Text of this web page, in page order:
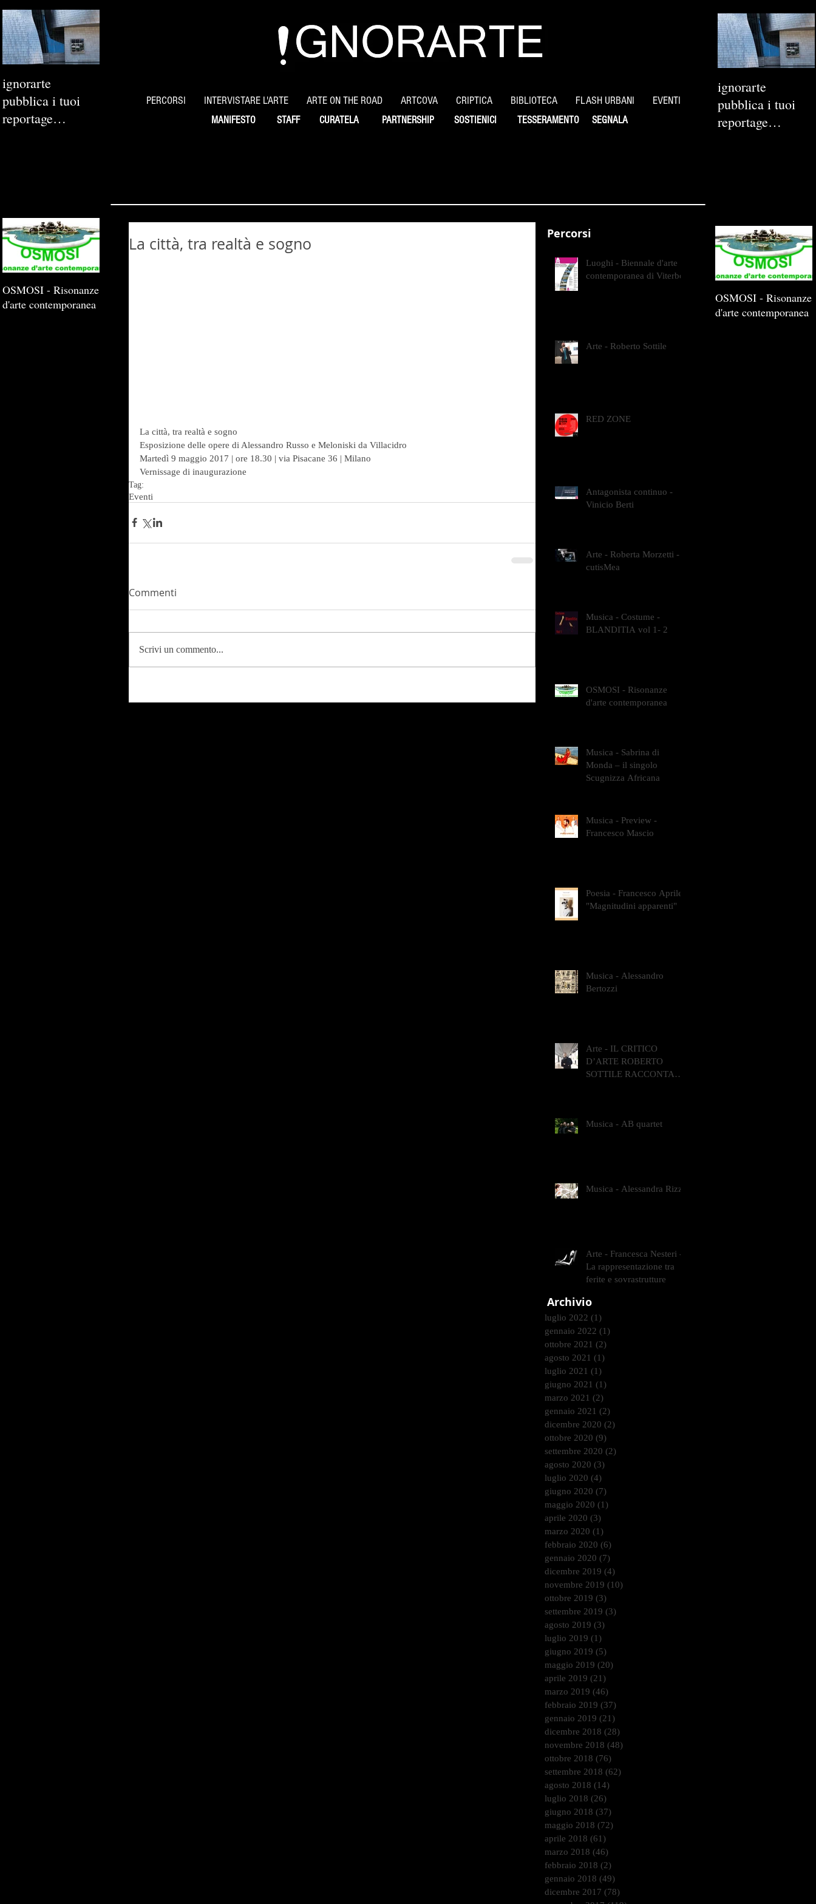
ignorarte
pubblica i tuoi
reportage
PERCORSI INTERVISTARE L'ARTE ARTE ON THE ROAD ARTCOVA CRIPTICA BIBLIOTECA FLASH URBANI EVENTI
MANIFESTO STAFF CURATELA PARTNERSHIP SOSTIENICI SEGNALA
TESSERAMENTO
ignorarte
pubblica i tuoi
reportage
La città, tra realtà e sogno
La città, tra realtà e sogno
Esposizione delle opere di Alessandro Russo e Meloniski da Villacidro
Martedì 9 maggio 2017 | ore 18.30 | via Pisacane 36 | Milano
Vernissage di inaugurazione
Tag:
Eventi
Commenti
Scrivi un commento...
Percorsi
Luoghi - Biennale d'arte
contemporanea di Viterbo
Arte - Roberto Sottile
RED ZONE
Antagonista continuo -
Vinicio Berti
Arte - Roberta Morzetti -
cutisMea
Musica - Costume -
BLANDITIA vol 1- 2
OSMOSI - Risonanze
d'arte contemporanea
Musica - Sabrina di
Monda – il singolo
Scugnizza Africana
Musica - Preview -
Francesco Mascio
Poesia - Francesco Aprile -
"Magnitudini apparenti"
Musica - Alessandro
Bertozzi
Arte - IL CRITICO
D’ARTE ROBERTO
SOTTILE RACCONTA
Musica - AB quartet
Musica - Alessandra Rizzo
Arte - Francesca Nesteri -
La rappresentazione tra
ferite e sovrastrutture
Archivio
luglio 2022 (1)
gennaio 2022 (1)
ottobre 2021 (2)
agosto 2021 (1)
luglio 2021 (1)
giugno 2021 (1)
marzo 2021 (2)
gennaio 2021 (2)
dicembre 2020 (2)
ottobre 2020 (9)
settembre 2020 (2)
agosto 2020 (3)
luglio 2020 (4)
giugno 2020 (7)
maggio 2020 (1)
aprile 2020 (3)
marzo 2020 (1)
febbraio 2020 (6)
gennaio 2020 (7)
dicembre 2019 (4)
novembre 2019 (10)
ottobre 2019 (3)
settembre 2019 (3)
agosto 2019 (3)
luglio 2019 (1)
giugno 2019 (5)
maggio 2019 (20)
aprile 2019 (21)
marzo 2019 (46)
febbraio 2019 (37)
gennaio 2019 (21)
dicembre 2018 (28)
novembre 2018 (48)
ottobre 2018 (76)
settembre 2018 (62)
agosto 2018 (14)
luglio 2018 (26)
giugno 2018 (37)
maggio 2018 (72)
aprile 2018 (61)
marzo 2018 (46)
febbraio 2018 (2)
gennaio 2018 (49)
dicembre 2017 (78)
OSMOSI - Risonanze
d'arte contemporanea
OSMOSI - Risonanze
d'arte contemporanea